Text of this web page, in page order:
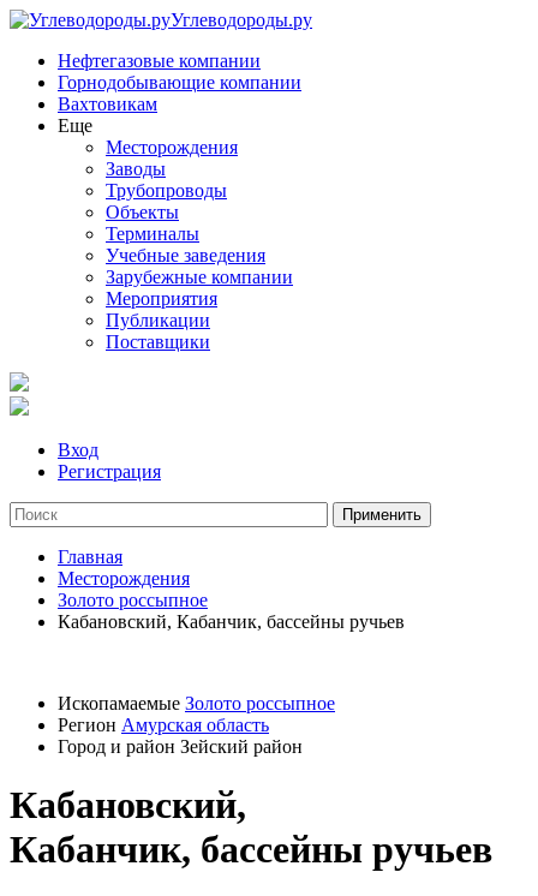
Углеводороды.ру
Нефтегазовые компании
Горнодобывающие компании
Вахтовикам
Еще
Месторождения
Заводы
Трубопроводы
Объекты
Терминалы
Учебные заведения
Зарубежные компании
Мероприятия
Публикации
Поставщики
Вход
Регистрация
Главная
Месторождения
Золото россыпное
Кабановский, Кабанчик, бассейны ручьев
Ископамаемые Золото россыпное
Регион Амурская область
Город и район Зейский район
Кабановский,
Кабанчик, бассейны ручьев